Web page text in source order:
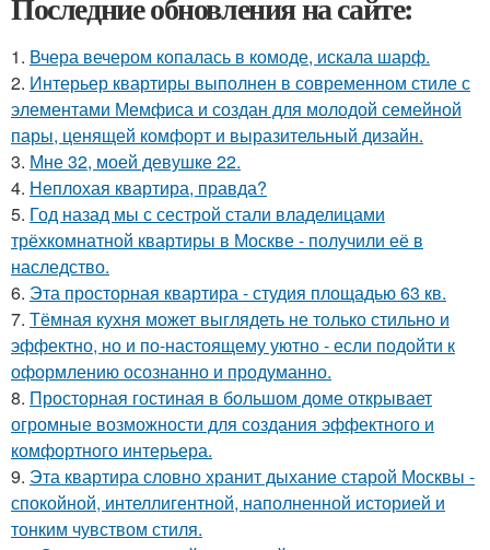
1. Вчера вечером копалась в комоде, искала шарф.
2. Интерьер квартиры выполнен в современном стиле с
элементами Мемфиса и создан для молодой семейной
пары, ценящей комфорт и выразительный дизайн.
3. Мне 32, моей девушке 22.
4. Неплохая квартира, правда?
5. Год назад мы с сестрой стали владелицами
трёхкомнатной квартиры в Москве - получили её в
наследство.
6. Эта просторная квартира - студия площадью 63 кв.
7. Тёмная кухня может выглядеть не только стильно и
эффектно, но и по-настоящему уютно - если подойти к
оформлению осознанно и продуманно.
8. Просторная гостиная в большом доме открывает
огромные возможности для создания эффектного и
комфортного интерьера.
9. Эта квартира словно хранит дыхание старой Москвы -
спокойной, интеллигентной, наполненной историей и
тонким чувством стиля.